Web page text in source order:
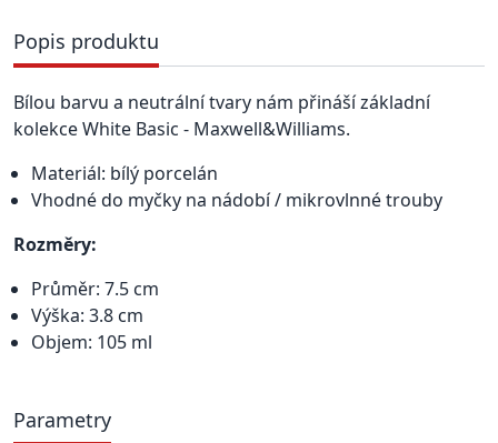
Popis produktu
Bílou barvu a neutrální tvary nám přináší základní
kolekce White Basic - Maxwell&Williams.
Materiál: bílý porcelán
Vhodné do myčky na nádobí / mikrovlnné trouby
Rozměry:
Průměr: 7.5 cm
Výška: 3.8 cm
Objem: 105 ml
Parametry